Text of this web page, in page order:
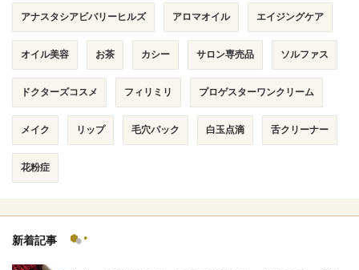
アナスタシアビバリーヒルズ アロマオイル エイジングケア
オイル美容 お茶 カシー サロン専売品 ソルファス
ドクターズコスメ フィリミリ プロゲスターワンクリーム
メイク リップ 毛穴パック 白玉点滴 舌クリーナー
花粉症
新着記事